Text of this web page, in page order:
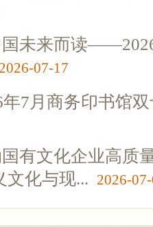
国未来而读
2026-07-17
年7月商务印书馆
有文化企业高质
文化与现... 2026-